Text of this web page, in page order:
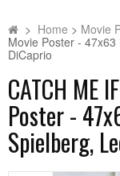
> Home > Movie
Movie Poster -
DiCaprio
CATCH ME
Poster -
Spielberg,